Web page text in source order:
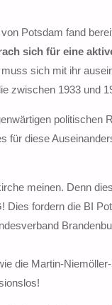
Potsdam fand
sich für eine
sich mit ihr
zwischen 1933 und
für diese
meinen. Denn
Dies fordern die BI
die Martin-